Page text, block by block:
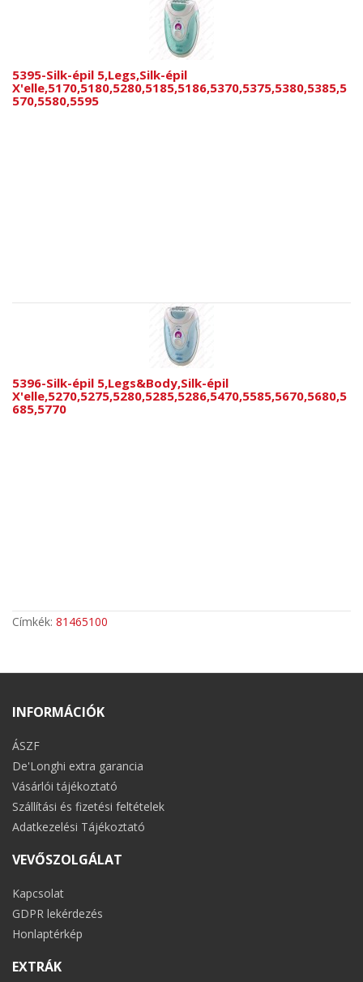
5395-Silk-épil 5,Legs,Silk-épil
X'elle,5170,5180,5280,5185,5186,5370,5375,5380,5385,5
570,5580,5595
5396-Silk-épil 5,Legs&Body,Silk-épil
X'elle,5270,5275,5280,5285,5286,5470,5585,5670,5680,5
685,5770
Címkék: 81465100
INFORMÁCIÓK
ÁSZF
De'Longhi extra garancia
Vásárlói tájékoztató
Szállítási és fizetési feltételek
Adatkezelési Tájékoztató
VEVŐSZOLGÁLAT
Kapcsolat
GDPR lekérdezés
Honlaptérkép
EXTRÁK